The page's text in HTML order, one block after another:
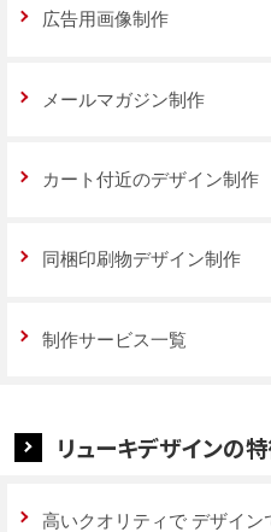
広告用画像制作
メールマガジン制作
カート付近のデザイン制作
同梱印刷物デザイン制作
制作サービス一覧
リューキデザインの
高いクオリティで デザイン